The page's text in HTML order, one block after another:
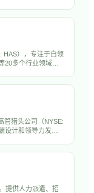
HAS），专注于白领
多个行业领域。
管猎头公司（NYSE:
设计和领导力发展
提供人力派遣、招